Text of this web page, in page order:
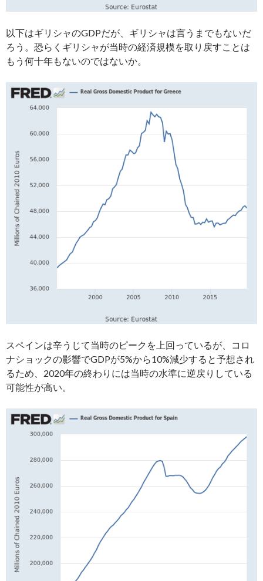
以下はギリシャのGDPだが、ギリシャは言うまでもないだ
ろう。恐らくギリシャが当時の経済規模を取り戻すことは
もう何十年もないのではないか。
スペインは辛うじて当時のピークを上回っているが、コロ
ナショックの影響でGDPが5%から10%減少すると予想され
るため、2020年の終わりには当時の水準に逆戻りしている
可能性が高い。